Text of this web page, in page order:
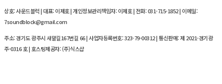
상호: 사운드블럭 | 대표: 이제호 | 개인정보관리책임자: 이제호 | 전화: 031-715-1852 | 이메일:
7soundblock@gmail.com
주소: 경기도 광주시 새말길167번길 66 | 사업자등록번호:323-79-00312| 통신판매:제 2021-경기광
주-0316 호| 호스팅제공자: (주)식스샵